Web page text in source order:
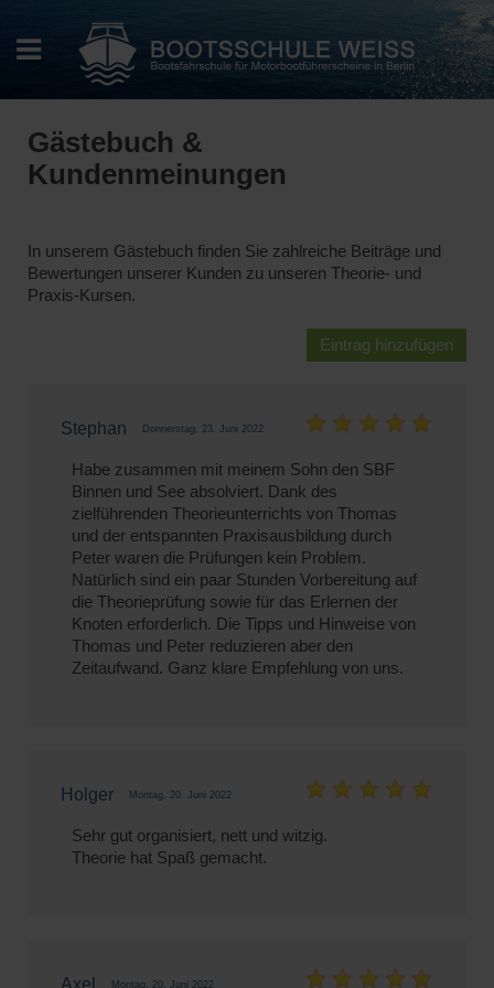
Gästebuch &
Kundenmeinungen
In unserem Gästebuch finden Sie zahlreiche Beiträge und
Bewertungen unserer Kunden zu unseren Theorie- und
Praxis-Kursen.
Eintrag hinzufügen
Stephan Donnerstag, 23. Juni 2022
Habe zusammen mit meinem Sohn den SBF
Binnen und See absolviert. Dank des
zielführenden Theorieunterrichts von Thomas
und der entspannten Praxisausbildung durch
Peter waren die Prüfungen kein Problem.
Natürlich sind ein paar Stunden Vorbereitung auf
die Theorieprüfung sowie für das Erlernen der
Knoten erforderlich. Die Tipps und Hinweise von
Thomas und Peter reduzieren aber den
Zeitaufwand. Ganz klare Empfehlung von uns.
Holger Montag, 20. Juni 2022
Sehr gut organisiert, nett und witzig.
Theorie hat Spaß gemacht.
Axel Montag, 20. Juni 2022